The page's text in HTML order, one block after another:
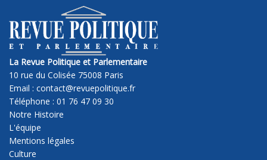
La Revue Politique et Parlementaire
10 rue du Colisée 75008 Paris
Email : contact@revuepolitique.fr
Téléphone : 01 76 47 09 30
Notre Histoire
L'équipe
Mentions légales
Culture